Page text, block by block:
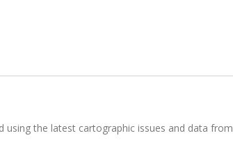
the latest cartographic issues and data from